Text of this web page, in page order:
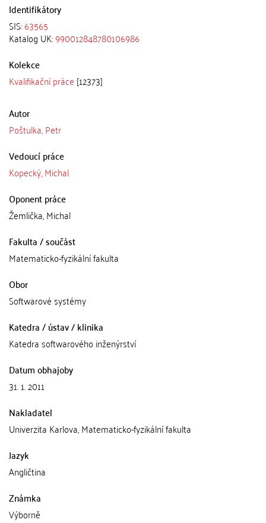
Identifikátory
SIS:63565
Katalog UK:990012848780106986
Kolekce
Kvalifikační práce [12373]
Autor
Poštulka, Petr
Vedoucí práce
Kopecký, Michal
Oponent práce
Žemlička, Michal
Fakulta / součást
Matematicko-fyzikální fakulta
Obor
Softwarové systémy
Katedra / ústav / klinika
Katedra softwarového inženýrství
Datum obhajoby
31. 1. 2011
Nakladatel
Univerzita Karlova, Matematicko-fyzikální fakulta
Jazyk
Angličtina
Známka
Výborně